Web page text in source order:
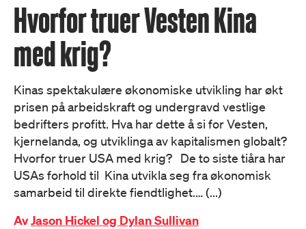
Hvorfor truer Vesten Kina
med krig?
Kinas spektakulære økonomiske utvikling har økt
prisen på arbeidskraft og undergravd vestlige
bedrifters profitt. Hva har dette å si for Vesten,
kjernelanda, og utviklinga av kapitalismen globalt?
Hvorfor truer USA med krig? De to siste tiåra har
USAs forhold til Kina utvikla seg fra økonomisk
samarbeid til direkte fiendtlighet.… (...)
AvJason Hickel og Dylan Sullivan